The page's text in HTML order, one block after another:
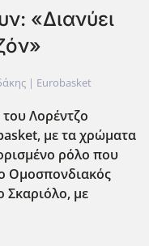
«Διανύει
| Eurobasket
Λορέντζο
, με τα χρώματα
ρόλο που
Ομοσπονδιακός
Σκαριόλο, με